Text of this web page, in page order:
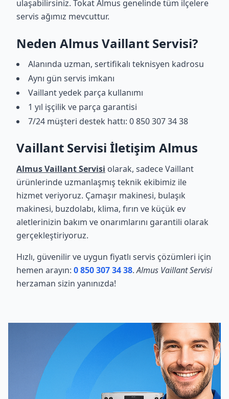
ulaşabilirsiniz. Tokat Almus genelinde tüm ilçelere
servis ağımız mevcuttur.
Neden Almus Vaillant Servisi?
Alanında uzman, sertifikalı teknisyen kadrosu
Aynı gün servis imkanı
Vaillant yedek parça kullanımı
1 yıl işçilik ve parça garantisi
7/24 müşteri destek hattı: 0 850 307 34 38
Vaillant Servisi İletişim Almus
Almus Vaillant Servisi olarak, sadece Vaillant
ürünlerinde uzmanlaşmış teknik ekibimiz ile
hizmet veriyoruz. Çamaşır makinesi, bulaşık
makinesi, buzdolabı, klima, fırın ve küçük ev
aletlerinizin bakım ve onarımlarını garantili olarak
gerçekleştiriyoruz.
Hızlı, güvenilir ve uygun fiyatlı servis çözümleri için
hemen arayın: 0 850 307 34 38.Almus Vaillant Servisi
herzaman sizin yanınızda!